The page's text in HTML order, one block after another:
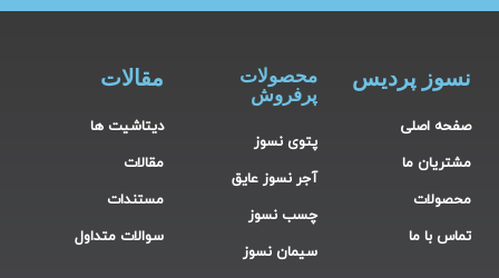
نسوز پردیس
صفحه اصلی
مشتریان ما
محصولات
تماس با ما
محصولات
پرفروش
پتوی نسوز
آجر نسوز عایق
چسب نسوز
سیمان نسوز
مقالات
دیتاشیت ها
مقالات
مستندات
سوالات متداول